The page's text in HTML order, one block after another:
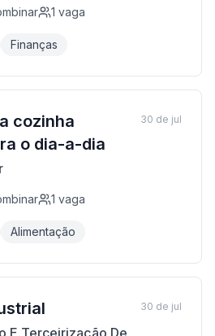
1 vaga
Finanças
cozinha
o dia-a-dia
1 vaga
Alimentação
30 de jul
E Terceirização De
30 de jul